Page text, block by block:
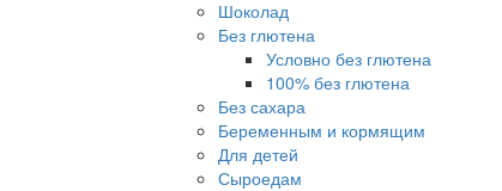
Шоколад
Без глютена
Условно без глютена
100% без глютена
Без сахара
Беременным и кормящим
Для детей
Сыроедам